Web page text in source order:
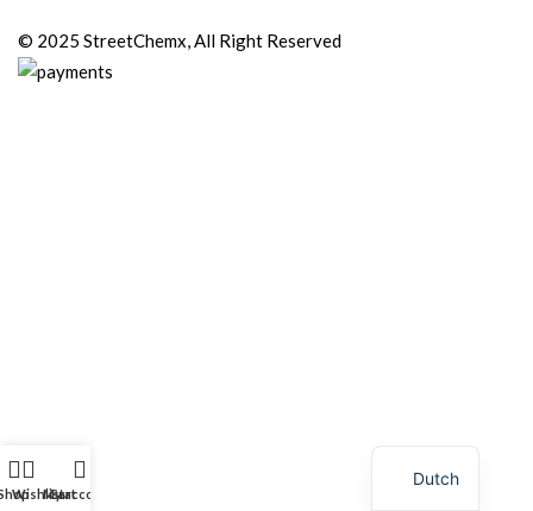
© 2025 StreetChemx, All Right Reserved
WishlistCart
My account
Dutch